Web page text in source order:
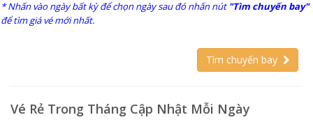
* Nhấn vào ngày bất kỳ để chọn ngày sau đó nhấn nút "Tìm chuyến bay"
để tìm giá vé mới nhất.
Tìm chuyến bay
Vé Rẻ Trong Tháng Cập Nhật Mỗi Ngày